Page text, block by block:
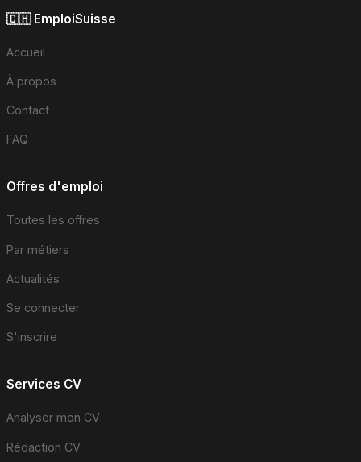
🇨🇭 EmploiSuisse
Accueil
À propos
Contact
FAQ
Offres d'emploi
Toutes les offres
Par métiers
Actualités
Se connecter
S'inscrire
Services CV
Analyser mon CV
Rédaction CV